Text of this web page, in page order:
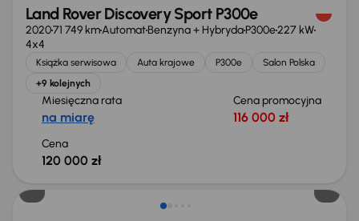
Land Rover Discovery Sport P300e
202071 749 kmAutomatBenzyna + HybrydaP300e227 kW
4x4
Książka serwisowa Auta krajowe P300e
Salon Polska
+9 kolejnych
Miesięczna rata
na miarę
Cena promocyjna
116 000 zł
Cena
120 000 zł